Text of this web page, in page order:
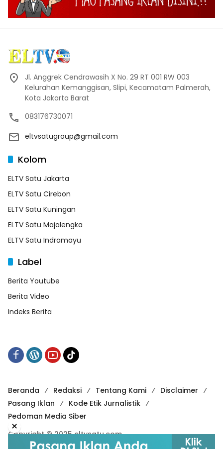
Jl. Anggrek Cendrawasih X No. 29 RT 001 RW 003
Kelurahan Kemanggisan, Slipi, Kecamatam Palmerah,
Kota Jakarta Barat
083176730071
eltvsatugroup@gmail.com
Kolom
ELTV Satu Jakarta
ELTV Satu Cirebon
ELTV Satu Kuningan
ELTV Satu Majalengka
ELTV Satu Indramayu
Label
Berita Youtube
Berita Video
Indeks Berita
Beranda Redaksi Tentang Kami
Disclaimer
Pasang Iklan
Kode Etik Jurnalistik
Pedoman Media Siber
Copyright © 2025 eltvsatu.com
×